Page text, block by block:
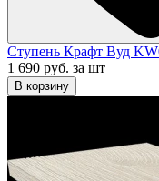
Ступень Крафт Вуд
1 690 руб. за шт
В корзину